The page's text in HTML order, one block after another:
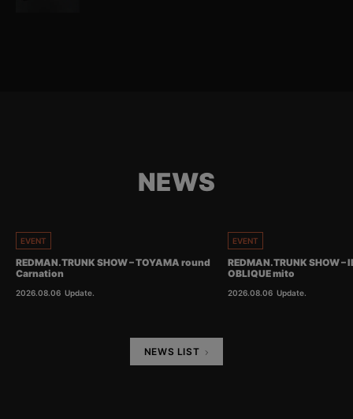
NEWS
EVENT
REDMAN.TRUNK SHOW – TOYAMA round
Carnation
2026.08.06 Update.
EVENT
REDMAN.TRUNK SHOW
OBLIQUE mito
2026.08.06 Update.
NEWS LIST